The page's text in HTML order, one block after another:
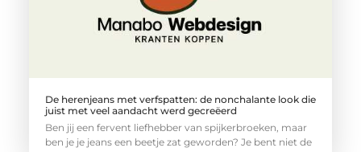
De herenjeans met verfspatten: de nonchalante look die
juist met veel aandacht werd gecreëerd
Ben jij een fervent liefhebber van spijkerbroeken, maar
ben je je jeans een beetje zat geworden? Je bent niet de